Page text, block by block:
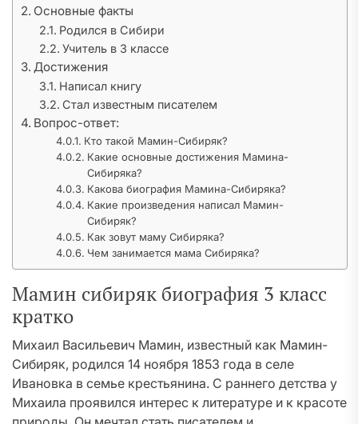
Основные факты
Родился в Сибири
Учитель в 3 классе
Достижения
Написал книгу
Стал известным писателем
Вопрос-ответ:
Кто такой Мамин-Сибиряк?
Какие основные достижения Мамина-
Сибиряка?
Какова биография Мамина-Сибиряка?
Какие произведения написал Мамин-
Сибиряк?
Как зовут маму Сибиряка?
Чем занимается мама Сибиряка?
Мамин сибиряк биография 3 класс
кратко
Михаил Васильевич Мамин, известный как Мамин-
Сибиряк, родился 14 ноября 1853 года в селе
Ивановка в семье крестьянина. С раннего детства у
Михаила проявился интерес к литературе и к красоте